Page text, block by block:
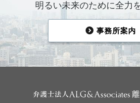
明るい未来のために全力
事務所案内